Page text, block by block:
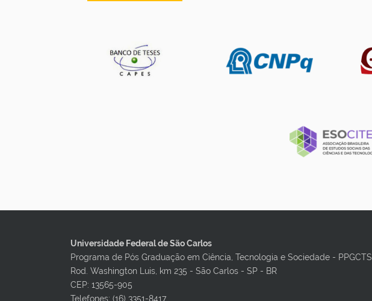
Universidade Federal de São Carlos
Programa de Pós Graduação em Ciência, Tecnologia e Sociedade - PPGCTS
Rod. Washington Luis, km 235 - São Carlos - SP - BR
CEP: 13565-905
Telefones: (16) 3351-8417